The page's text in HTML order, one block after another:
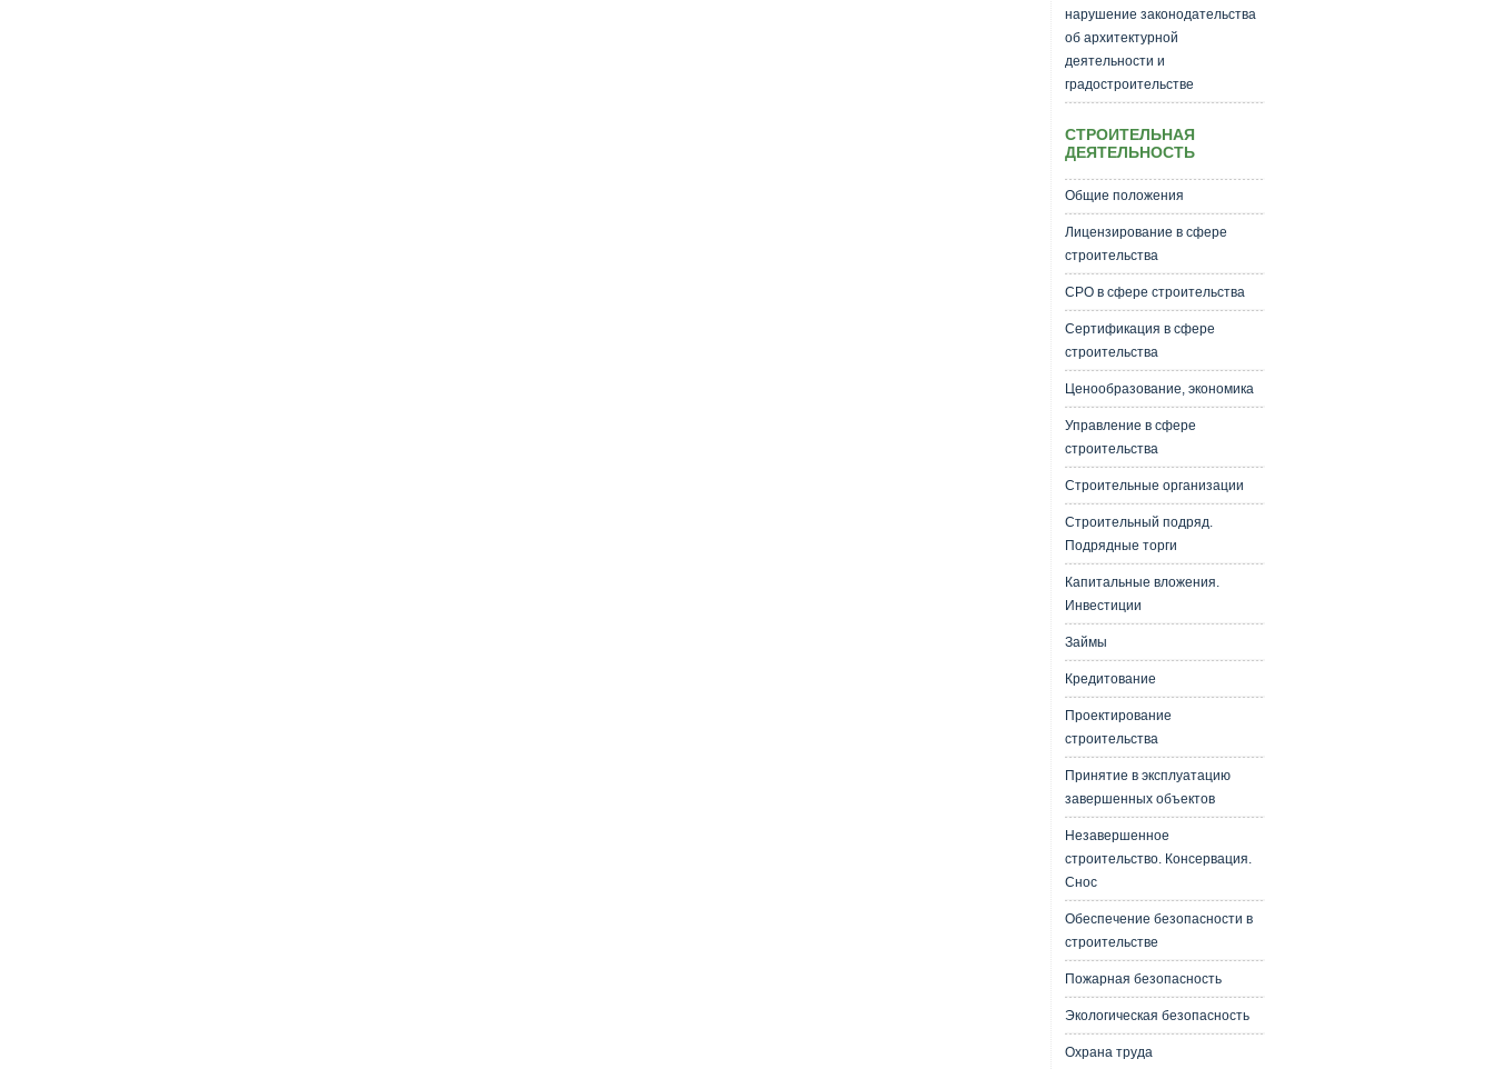
нарушение законодательства
об архитектурной
деятельности и
градостроительстве
СТРОИТЕЛЬНАЯ
ДЕЯТЕЛЬНОСТЬ
Общие положения
Лицензирование в сфере
строительства
СРО в сфере строительства
Сертификация в сфере
строительства
Ценообразование, экономика
Управление в сфере
строительства
Строительные организации
Строительный подряд.
Подрядные торги
Капитальные вложения.
Инвестиции
Займы
Кредитование
Проектирование
строительства
Принятие в эксплуатацию
завершенных объектов
Незавершенное
строительство. Консервация.
Снос
Обеспечение безопасности в
строительстве
Пожарная безопасность
Экологическая безопасность
Охрана труда